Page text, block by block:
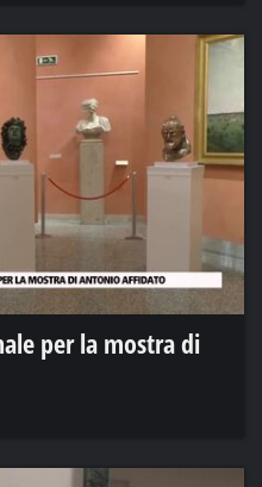
per la mostra di